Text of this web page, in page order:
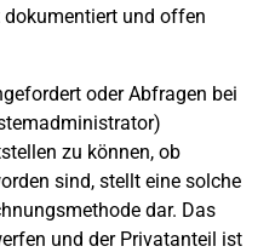
dokumentiert und offen
oder Abfragen bei
zu können, ob
sind, stellt eine solche
dar. Das
und der Privatanteil ist